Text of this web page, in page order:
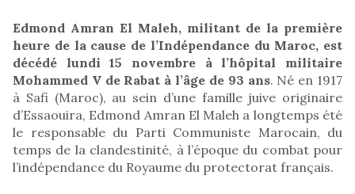
Edmond Amran El Maleh, militant de la première
heure de la cause de l’Indépendance du Maroc, est
décédé lundi 15 novembre à l’hôpital militaire
Mohammed V de Rabat à l’âge de 93 ans. Né en 1917
à Safi (Maroc), au sein d’une famille juive originaire
d’Essaouira, Edmond Amran El Maleh a longtemps été
le responsable du Parti Communiste Marocain, du
temps de la clandestinité, à l’époque du combat pour
l’indépendance du Royaume du protectorat français.